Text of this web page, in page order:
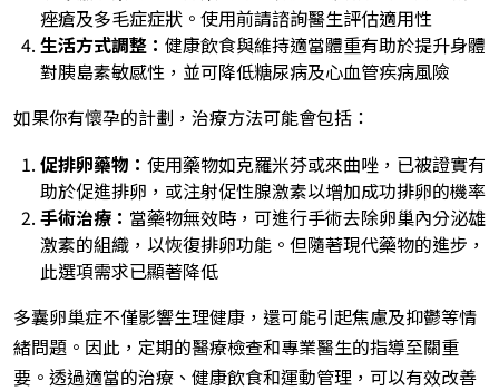
痤瘡及多毛症症狀。使用前請諮詢醫生評估適用性
生活方式調整： 健康飲食與維持適當體重有助於提升身體
對胰島素敏感性，並可降低糖尿病及心血管疾病風險
如果你有懷孕的計劃，治療方法可能會包括：
促排卵藥物： 使用藥物如克羅米芬或來曲唑，已被證實有
助於促進排卵，或注射促性腺激素以增加成功排卵的機率
手術治療： 當藥物無效時，可進行手術去除卵巢內分泌雄
激素的組織，以恢復排卵功能。但隨著現代藥物的進步，
此選項需求已顯著降低
多囊卵巢症不僅影響生理健康，還可能引起焦慮及抑鬱等情
緒問題。因此，定期的醫療檢查和專業醫生的指導至關重
要。透過適當的治療、健康飲食和運動管理，可以有效改善